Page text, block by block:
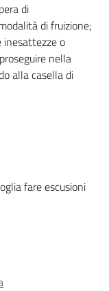
di
di fruizione;
inesattezze o
nella
alla casella di
fare escusioni